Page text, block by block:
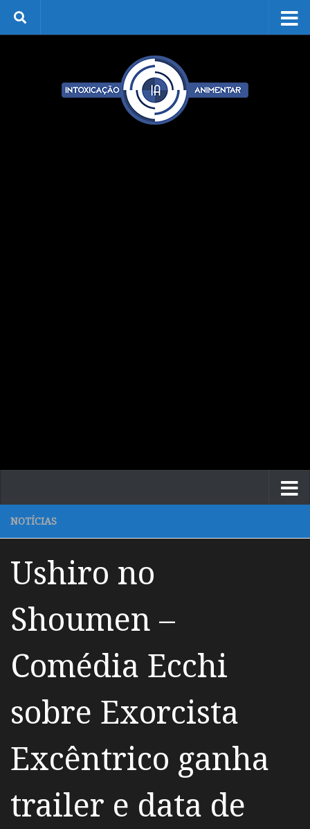
Skip to content
NOTÍCIAS
Ushiro no
Shoumen –
Comédia Ecchi
sobre Exorcista
Excêntrico ganha
trailer e data de